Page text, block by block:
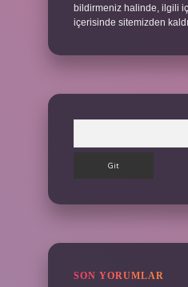
bildirmeniz halinde, ilgili
içerisinde sitemizden
SON YORUMLAR